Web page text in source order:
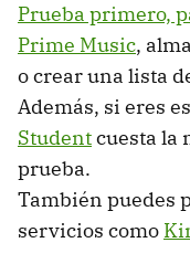
Prueba primero,
Prime Music,
o crear una lista
Además, si eres
Studentcuesta la
prueba.
También puedes
servicios como